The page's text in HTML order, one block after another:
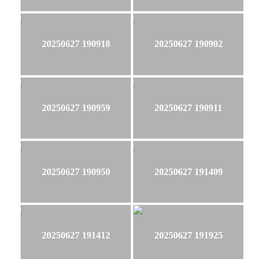
20250627 190918 20250627 190902
20250627 190959 20250627 190911
20250627 190950 20250627 191409
20250627 191412 20250627 191925